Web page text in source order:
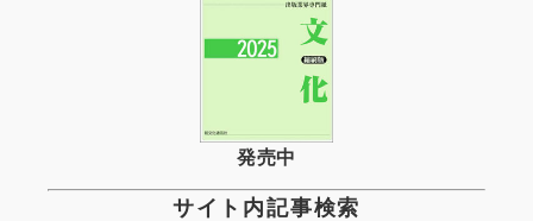
発売中
サイト内記事検索